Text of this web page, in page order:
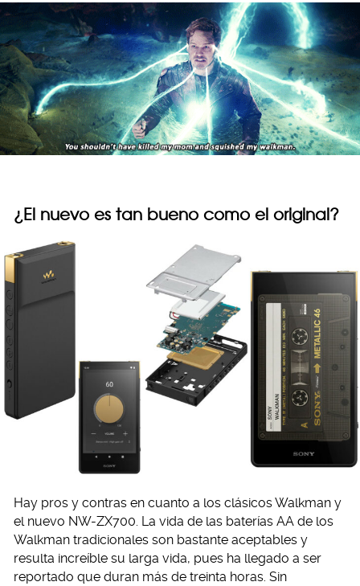
¿El nuevo es tan bueno como el original?
Hay pros y contras en cuanto a los clásicos Walkman y
el nuevo NW-ZX700. La vida de las baterías AA de los
Walkman tradicionales son bastante aceptables y
resulta increíble su larga vida, pues ha llegado a ser
reportado que duran más de treinta horas. Sin